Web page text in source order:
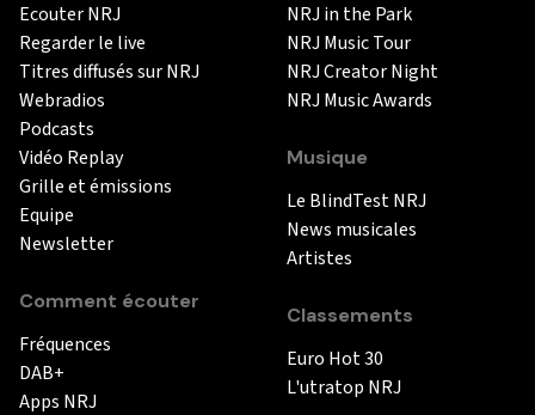
Ecouter NRJ
Regarder le live
Titres diffusés sur NRJ
Webradios
Podcasts
Vidéo Replay
Grille et émissions
Equipe
Newsletter
Comment écouter
Fréquences
DAB+
Apps NRJ
NRJ in the Park
NRJ Music Tour
NRJ Creator Night
NRJ Music Awards
Musique
Le BlindTest NRJ
News musicales
Artistes
Classements
Euro Hot 30
L'utratop NRJ